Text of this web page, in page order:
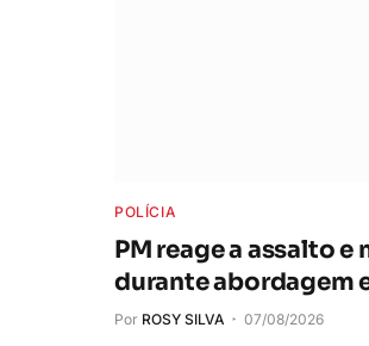
POLÍCIA
PM reage a assalto
durante abordagem
Por ROSY SILVA 07/08/2026